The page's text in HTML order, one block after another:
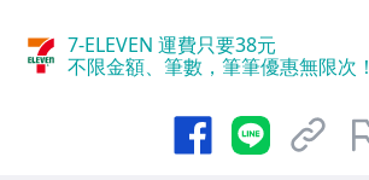
7-ELEVEN 運費只要38元
不限金額、筆數，筆筆優惠無限次！